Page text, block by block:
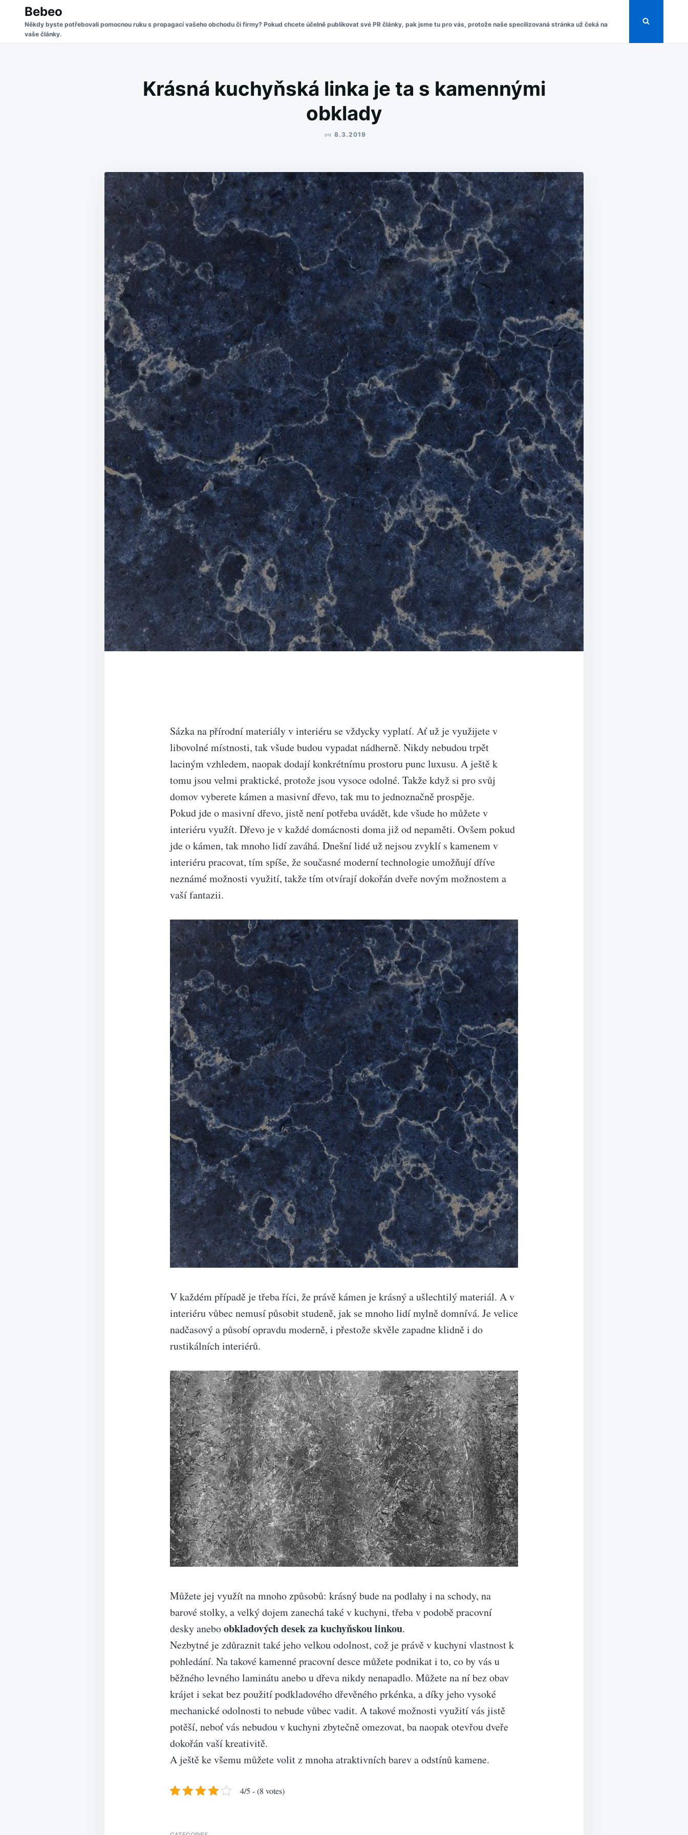
content
Search
for:
Bebeo
Někdy byste potřebovali pomocnou ruku s propagací vašeho obchodu či firmy? Pokud chcete účelně publikovat své PR články, pak jsme tu pro vás, protože naše specilizovaná stránka už čeká na
vaše články.
Krásná kuchyňská linka je ta s kamennými
obklady
on 8.3.2019
Sázka na přírodní materiály v interiéru se vždycky vyplatí. Ať už je využijete v
libovolné místnosti, tak všude budou vypadat nádherně. Nikdy nebudou trpět
laciným vzhledem, naopak dodají konkrétnímu prostoru punc luxusu. A ještě k
tomu jsou velmi praktické, protože jsou vysoce odolné. Takže když si pro svůj
domov vyberete kámen a masivní dřevo, tak mu to jednoznačně prospěje.
Pokud jde o masivní dřevo, jistě není potřeba uvádět, kde všude ho můžete v
interiéru využít. Dřevo je v každé domácnosti doma již od nepaměti. Ovšem pokud
jde o kámen, tak mnoho lidí zaváhá. Dnešní lidé už nejsou zvyklí s kamenem v
interiéru pracovat, tím spíše, že současné moderní technologie umožňují dříve
neznámé možnosti využití, takže tím otvírají dokořán dveře novým možnostem a
vaší fantazii.
V každém případě je třeba říci, že právě kámen je krásný a ušlechtilý materiál. A v
interiéru vůbec nemusí působit studeně, jak se mnoho lidí mylně domnívá. Je velice
nadčasový a působí opravdu moderně, i přestože skvěle zapadne klidně i do
rustikálních interiérů.
Můžete jej využít na mnoho způsobů: krásný bude na podlahy i na schody, na
barové stolky, a velký dojem zanechá také v kuchyni, třeba v podobě pracovní
desky aneboobkladových desek za kuchyňskou linkou.
Nezbytné je zdůraznit také jeho velkou odolnost, což je právě v kuchyni vlastnost k
pohledání. Na takové kamenné pracovní desce můžete podnikat i to, co by vás u
běžného levného laminátu anebo u dřeva nikdy nenapadlo. Můžete na ní bez obav
krájet i sekat bez použití podkladového dřevěného prkénka, a díky jeho vysoké
mechanické odolnosti to nebude vůbec vadit. A takové možnosti využití vás jistě
potěší, neboť vás nebudou v kuchyni zbytečně omezovat, ba naopak otevřou dveře
dokořán vaší kreativitě.
A ještě ke všemu můžete volit z mnoha atraktivních barev a odstínů kamene.
4/5 - (8 votes)